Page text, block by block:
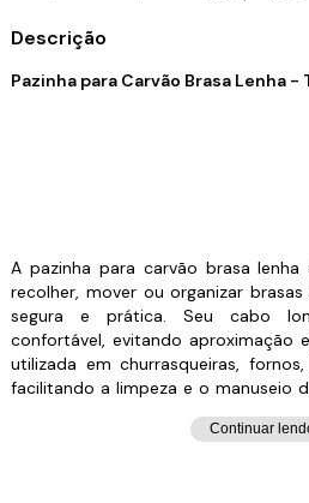
Descrição
Pazinha para Carvão Brasa Lenha -
A pazinha para carvão brasa
recolher, mover ou organizar
segura e prática. Seu cabo
confortável, evitando aproximação
utilizada em churrasqueiras,
facilitando a limpeza e o manuseio
material resistente, é uma
ambiente organizado e garante
Continuar